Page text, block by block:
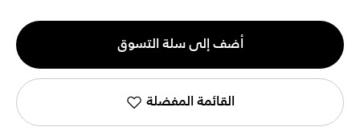
الكمية
1
أضف إلى سلة التسوق
القائمة المفضلة